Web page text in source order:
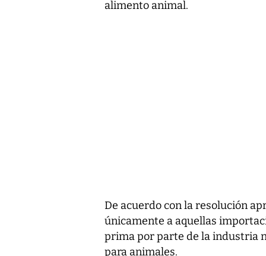
alimento animal.
De acuerdo con la resolución
únicamente a aquellas
prima por parte de la industria
para animales.